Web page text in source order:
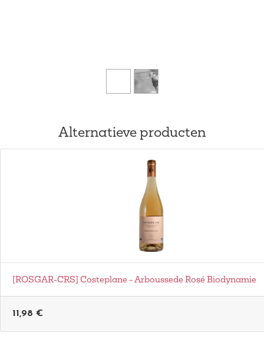
Alternatieve producten
[ROSGAR-CRS] Costeplane - Arboussede Rosé Biodynamie
11,98 €